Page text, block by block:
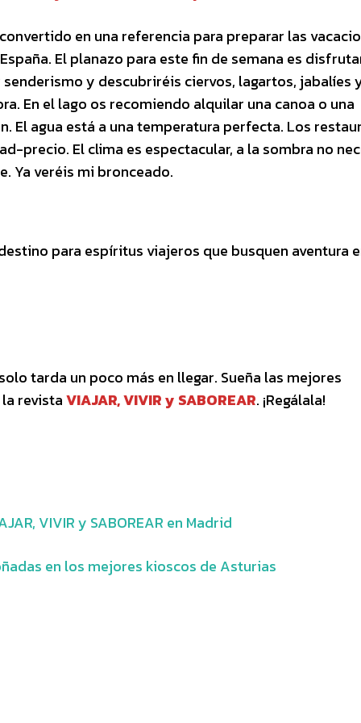
en una referencia para preparar las
El planazo para este fin de semana es
y descubriréis ciervos, lagartos, jabalíes
En el lago os recomiendo alquilar una canoa o una
El agua está a una temperatura perfecta. Los
precio. El clima es espectacular, a la sombra no
Ya veréis mi bronceado.
para espíritus viajeros que busquen aventura
tarda un poco más en llegar. Sueña las mejores
revistaVIAJAR, VIVIR y SABOREAR. ¡Regálala!
VIVIR y SABOREAR en Madrid
en los mejores kioscos de Asturias